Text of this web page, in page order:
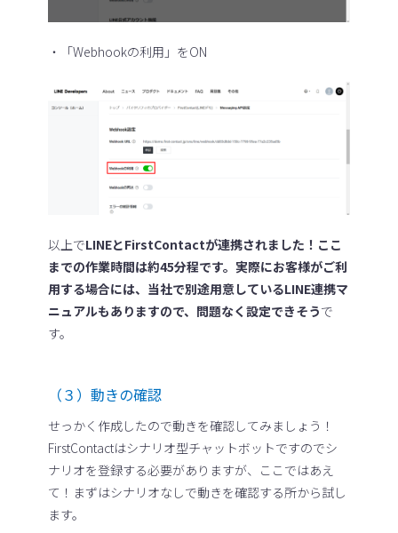
・「Webhookの利用」をON
以上でLINEとFirstContactが連携されました！ここ
までの作業時間は約45分程です。実際にお客様がご利
用する場合には、当社で別途用意しているLINE連携マ
ニュアルもありますので、問題なく設定できそうで
す。
（３）動きの確認
せっかく作成したので動きを確認してみましょう！
FirstContactはシナリオ型チャットボットですのでシ
ナリオを登録する必要がありますが、ここではあえ
て！まずはシナリオなしで動きを確認する所から試し
ます。